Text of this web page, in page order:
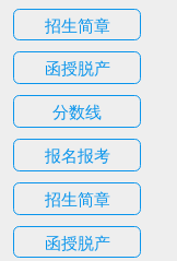
招生简章
函授脱产
分数线
报名报考
招生简章
函授脱产